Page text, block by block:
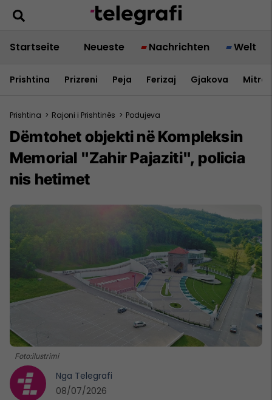
Startseite Neueste Nachrichten Welt
Prishtina Prizreni Peja Ferizaj Gjakova
Prishtina > Rajoni i Prishtinës > Podujeva
Dëmtohet objekti në Kompleksin
Memorial "Zahir Pajaziti", policia
nis hetimet
Foto:ilustrimi
Nga Telegrafi
08/07/2026